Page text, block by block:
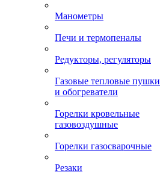
Манометры
Печи и термопеналы
Редукторы, регуляторы
Газовые тепловые пушки
и обогреватели
Горелки кровельные
газовоздушные
Горелки газосварочные
Резаки